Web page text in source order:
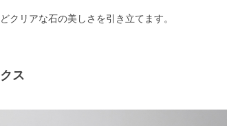
クリアな石の美しさを引き立てます。
ス